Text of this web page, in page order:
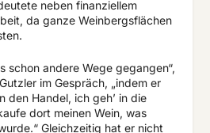
neben finanziellem
da ganze Weinbergsflächen
schon andere Wege gegangen“,
im Gespräch, „indem er
den Handel, ich geh’ in die
dort meinen Wein, was
Gleichzeitig hat er nicht